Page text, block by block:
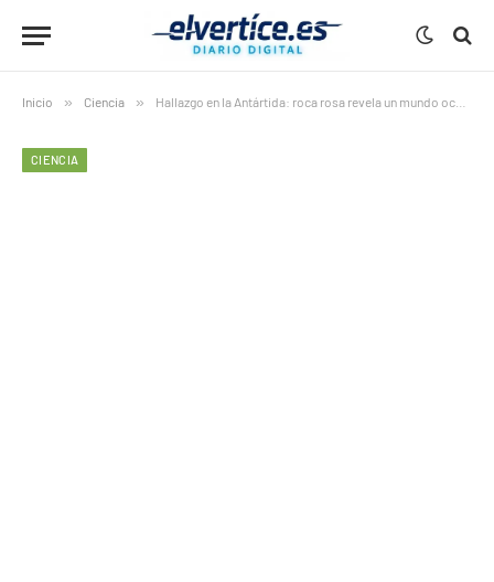
Inicio » Ciencia » Hallazgo en la Antártida: roca rosa revela un mundo oculto bajo el hielo
CIENCIA